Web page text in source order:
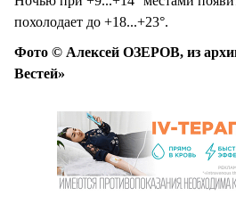
похолодает до +18...+23°.
Фото © Алексей ОЗЕРОВ, из
Вестей»